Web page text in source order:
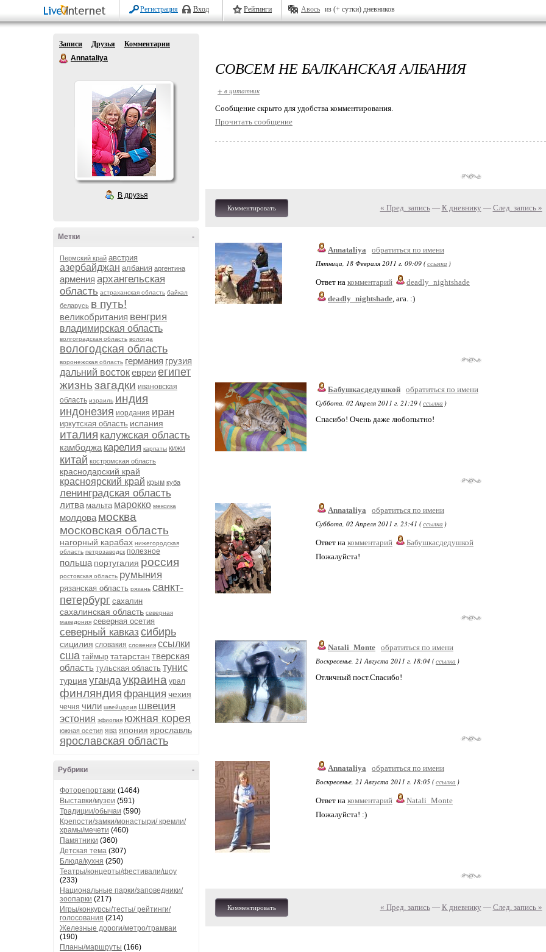
Регистрация Вход Рейтинги Авось из (+ сутки) дневников
Записи Друзья
Комментарии
Annataliya
В друзья
-
Метки
Пермский край австрия
азербайджан албания аргентина
армения архангельская
область астраханская область байкал
беларусь в путь!
великобритания венгрия
владимирская область
волгоградская область вологда
вологодская область
воронежская область германия грузия
дальний востокевреиегипет
жизньзагадки ивановская
область израиль индия
индонезия иордания иран
иркутская область испания
италия калужская область
камбоджа карелия карпаты кижи
китай костромская область
краснодарский край
красноярский край крым куба
ленинградская область
литва мальта марокко мексика
молдова москва
московская область
нагорный карабах нижегородская
область петрозаводск полезное
польша португалия россия
ростовская область румыния
рязанская область рязань санкт-
петербург сахалин
сахалинская область северная
македония северная осетия
северный кавказ сибирь
сицилия словакия словения ссылки
сша таймыр татарстан тверская
область тульская область тунис
турция угандаукраина урал
финляндия франция чехия
чечня чили швейцария швеция
эстония эфиопия южная корея
южная осетия ява япония ярославль
ярославская область
-
Рубрики
Фоторепортажи (1464)
Выставки/музеи (591)
Традиции/обычаи (590)
Крепости/замки/монастыри/ кремли/
храмы/мечети (460)
Памятники (360)
Детская тема (307)
Блюда/кухня (250)
Театры/концерты/фестивали/шоу
(233)
Национальные парки/заповедники/
зоопарки (217)
Игры/конкурсы/тесты/ рейтинги/
голосования (214)
Железные дороги/метро/трамваи
(190)
Планы/маршруты (166)
СОВСЕМ НЕ БАЛКАНСКАЯ АЛБАНИЯ
+ в цитатник
Cообщение скрыто для удобства комментирования.
Прочитать сообщение
Комментировать « Пред. запись— К дневнику — След. запись »
Annataliya
обратиться по имени
Пятница, 18 Февраля 2011 г. 09:09 (ссылка )
Ответ на комментарий
deadly_nightshade
deadly_nightshade, ага. :)
Бабушкасдедушкой обратиться по имени
Суббота, 02 Апреля 2011 г. 21:29 (ссылка )
Спасибо! Очень даже любопытно!
Annataliya
обратиться по имени
Суббота, 02 Апреля 2011 г. 23:41 (ссылка )
Ответ на комментарий
Бабушкасдедушкой
Пожалуйста!
Natali_Monte обратиться по имени
Воскресенье, 21 Августа 2011 г. 18:04 (ссылка )
Отличный пост.Спасибо!
Annataliya
обратиться по имени
Воскресенье, 21 Августа 2011 г. 18:05 (ссылка )
Ответ на комментарий
Natali_Monte
Пожалуйста! :)
Комментировать « Пред. запись— К дневнику — След. запись »